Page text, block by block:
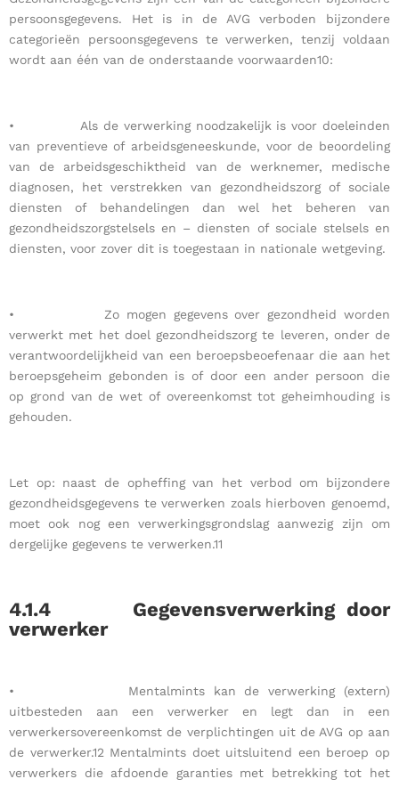
persoonsgegevens. Het is in de AVG verboden bijzondere
categorieën persoonsgegevens te verwerken, tenzij voldaan
wordt aan één van de onderstaande voorwaarden10:
• Als de verwerking noodzakelijk is voor doeleinden
van preventieve of arbeidsgeneeskunde, voor de beoordeling
van de arbeidsgeschiktheid van de werknemer, medische
diagnosen, het verstrekken van gezondheidszorg of sociale
diensten of behandelingen dan wel het beheren van
gezondheidszorgstelsels en – diensten of sociale stelsels en
diensten, voor zover dit is toegestaan in nationale wetgeving.
• Zo mogen gegevens over gezondheid worden
verwerkt met het doel gezondheidszorg te leveren, onder de
verantwoordelijkheid van een beroepsbeoefenaar die aan het
beroepsgeheim gebonden is of door een ander persoon die
op grond van de wet of overeenkomst tot geheimhouding is
gehouden.
Let op: naast de opheffing van het verbod om bijzondere
gezondheidsgegevens te verwerken zoals hierboven genoemd,
moet ook nog een verwerkingsgrondslag aanwezig zijn om
dergelijke gegevens te verwerken.11
4.1.4
Gegevensverwerking door
verwerker
• Mentalmints kan de verwerking (extern)
uitbesteden aan een verwerker en legt dan in een
verwerkersovereenkomst de verplichtingen uit de AVG op aan
de verwerker.12 Mentalmints doet uitsluitend een beroep op
verwerkers die afdoende garanties met betrekking tot het